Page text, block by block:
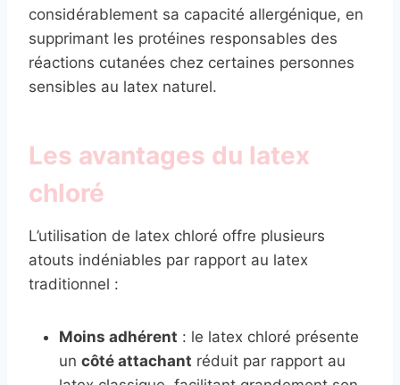
considérablement sa capacité allergénique, en
supprimant les protéines responsables des
réactions cutanées chez certaines personnes
sensibles au latex naturel.
Les avantages du latex
chloré
L’utilisation de latex chloré offre plusieurs
atouts indéniables par rapport au latex
traditionnel :
Moins adhérent : le latex chloré présente
un côté attachant réduit par rapport au